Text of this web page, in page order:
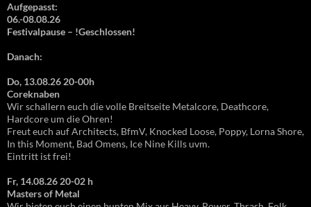
Aufgepasst:
06.-08.08.26
Festivalpause – !Geschlossen!
Danach:
Do, 13.08.26 20-00h
Coreknaben
Wir schallern euch die volle Breitseite Metalcore, Deathcore,
Hardcore um die Ohren!
Freut euch auf Architects, BfmV, Knocked Loose, Poppy, Lorna Shore,
In this Moment, Bad Omens, Ice Nine Kills uvm.
Eintritt ist frei!
Fr, 14.08.26 20-02 h
Masters of Metal